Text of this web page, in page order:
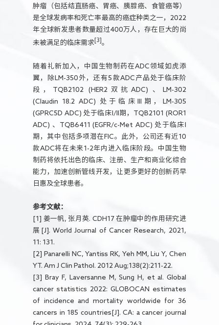
肿瘤（包括结直肠癌、胃癌、胰腺癌、食管癌等）
是全球发病率和死亡率最高的癌症种类之一，2022
年全球新发患者数量超过400万人，存在巨大的尚
未被满足的临床需求 [3] 。
随着礼新加入，中国生物制药在ADC领域如虎添
翼，除LM-350外，还有5款ADC产品处于临床阶
段，TQB2102 (HER2双抗ADC) 、LM-302
(Claudin 18.2 ADC) 处于临床III期，LM-305
(GPRC5D ADC) 处于临床I/II期，TQB2101 (ROR1
ADC) 、TQB6411 (EGFR/c-Met ADC) 处于临床I
期，其中包括多项潜在FIC。此外，公司还有近10
款ADC将在未来1-2年内进入临床阶段。中国生物
制药将依托出色的临床、注册、生产和商业化综合
能力，加速创新管线开发，让更多更好的创新药早
日惠及全球患者。
参考文献：
[1] 姜一帆, 张月英. CDH17 在肿瘤中的作用研究进
展[J]. World Journal of Cancer Research, 2021,
11: 131.
[2] Panarelli NC, Yantiss RK, Yeh MM, Liu Y, Chen
YT. Am J Clin Pathol. 2012 Aug;138(2):211-22.
[3] Bray F, Laversanne M, Sung H, et al. Global
cancer statistics 2022: GLOBOCAN estimates
of incidence and mortality worldwide for 36
cancers in 185 countries[J]. CA: a cancer journal